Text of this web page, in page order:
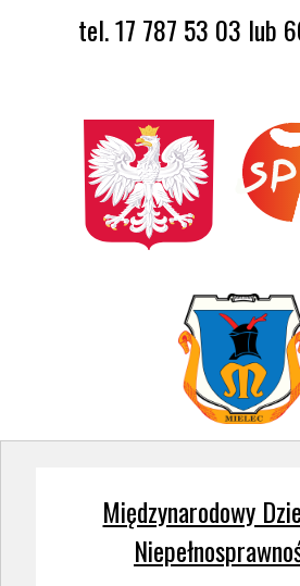
tel. 17 787 53 03 lub
Międzynarodowy